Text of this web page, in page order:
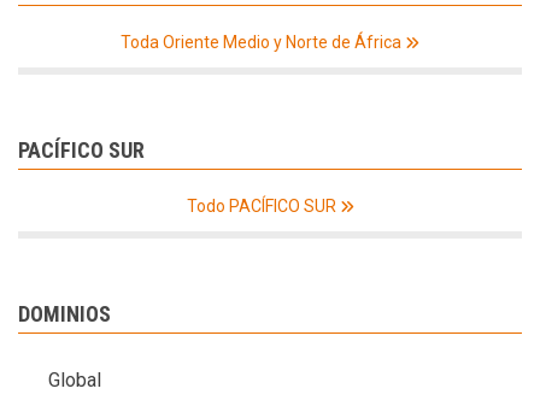
Toda Oriente Medio y Norte de África
PACÍFICO SUR
Todo PACÍFICO SUR
DOMINIOS
Global